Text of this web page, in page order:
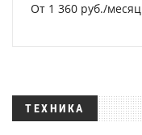
От 1 360 руб./месяц
ТЕХНИКА